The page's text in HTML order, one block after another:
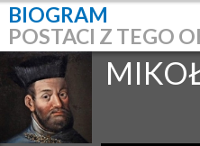
BIOGRAM
POSTACI Z TEGO